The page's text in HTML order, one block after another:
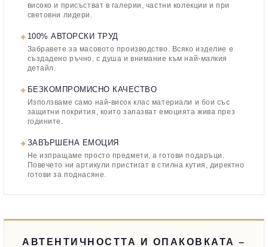
високо и присъстват в галерии, частни колекции и при
световни лидери.
✦ 100% АВТОРСКИ ТРУД
Забравете за масовото производство. Всяко изделие е
създадено ръчно, с душа и внимание към най-малкия
детайл.
✦ БЕЗКОМПРОМИСНО КАЧЕСТВО
Използваме само най-висок клас материали и бои със
защитни покрития, които запазват емоцията жива през
годините.
✦ЗАВЪРШЕНА ЕМОЦИЯ
Не изпращаме просто предмети, а готови подаръци.
Повечето ни артикули пристигат в стилна кутия, директно
готови за поднасяне.
АВТЕНТИЧНОСТТА И ОПАКОВКАТА –